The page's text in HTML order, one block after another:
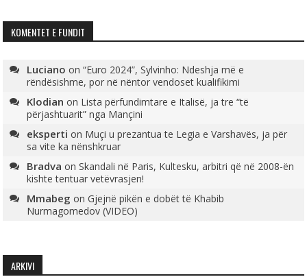
KOMENTET E FUNDIT
Luciano on“Euro 2024”, Sylvinho: Ndeshja më e
rëndësishme, por në nëntor vendoset kualifikimi
Klodian on Lista përfundimtare e Italisë, ja tre “të
përjashtuarit” nga Mançini
eksperti on Muçi u prezantua te Legia e Varshavës, ja për
sa vite ka nënshkruar
Bradva onSkandali në Paris, Kultesku, arbitri që në 2008-ën
kishte tentuar vetëvrasjen!
Mmabeg onGjejnë pikën e dobët të Khabib
Nurmagomedov (VIDEO)
ARKIVI